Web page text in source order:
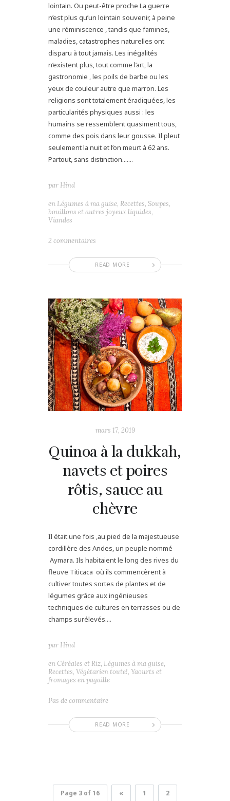
lointain. Ou peut-être proche La guerre
n’est plus qu’un lointain souvenir, à peine
une réminiscence , tandis que famines,
maladies, catastrophes naturelles ont
disparu à tout jamais. Les inégalités
n’existent plus, tout comme l’art, la
gastronomie , les poils de barbe ou les
yeux de couleur autre que marron. Les
religions sont totalement éradiquées, les
particularités physiques aussi : les
humains se ressemblent quasiment tous,
comme des pois dans leur gousse. Il pleut
seulement la nuit et l’on meurt à 62 ans.
Partout, sans distinction.......
READ MORE
par Hind
en Légumes à ma guise, Recettes, Soupes,
bouillons et autres joyeux liquides,
Viandes
2 commentaires
mars 17, 2019
Quinoa à la dukkah,
navets et poires
rôtis, sauce au
chèvre
Il était une fois ,au pied de la majestueuse
cordillère des Andes, un peuple nommé
Aymara. Ils habitaient le long des rives du
fleuve Titicaca où ils commencèrent à
cultiver toutes sortes de plantes et de
légumes grâce aux ingénieuses
techniques de cultures en terrasses ou de
champs surélevés....
READ MORE
par Hind
enCéréales et Riz, Légumes à ma guise,
Recettes, Végétarien toute!, Yaourts et
fromages en pagaille
Pas de commentaire
Page 3 of 16 « 1 2